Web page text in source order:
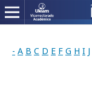
- A B C D E F G H I J